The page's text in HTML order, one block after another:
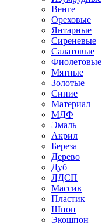
Венге
Ореховые
Янтарные
Сиреневые
Салатовые
Фиолетовые
Мятные
Золотые
Синие
Материал
МДФ
Эмаль
Акрил
Береза
Дерево
Дуб
ЛДСП
Массив
Пластик
Шпон
Экошпон